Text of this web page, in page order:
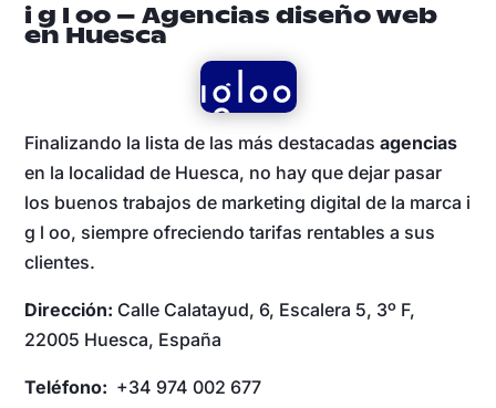
i g l oo – Agencias diseño web
en Huesca
Finalizando la lista de las más destacadasagencias
en la localidad de Huesca, no hay que dejar pasar
los buenos trabajos de marketing digital de la marca i
g l oo, siempre ofreciendo tarifas rentables a sus
clientes.
Dirección: Calle Calatayud, 6, Escalera 5, 3º F,
22005 Huesca, España
Teléfono: +34 974 002 677